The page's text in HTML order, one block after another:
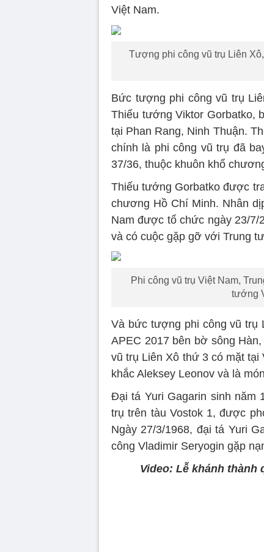
Việt Nam.
Tượng phi công vũ trụ Liên
Bức tượng phi công vũ trụ
Thiếu tướng Viktor Gorbatko,
tại Phan Rang, Ninh Thuận.
chính là phi công vũ trụ đã
37/36, thuộc khuôn khổ
Thiếu tướng Gorbatko được
chương Hồ Chí Minh. Nhân
Nam được tổ chức ngày 23/7/
và có cuộc gặp gỡ với Trung
Phi công vũ trụ Việt Nam,
tướng
Và bức tượng phi công vũ trụ
APEC 2017 bên bờ sông
vũ trụ Liên Xô thứ 3 có mặt
khắc Aleksey Leonov và là
Đại tá Yuri Gagarin sinh năm
trụ trên tàu Vostok 1, được
Ngày 27/3/1968, đại tá Yuri
công Vladimir Seryogin gặp
Video: Lễ khánh thành